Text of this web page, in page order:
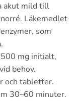
akut mild till
Läkemedlet
som
500 mg initialt,
behov.
och tabletter.
30–60 minuter.